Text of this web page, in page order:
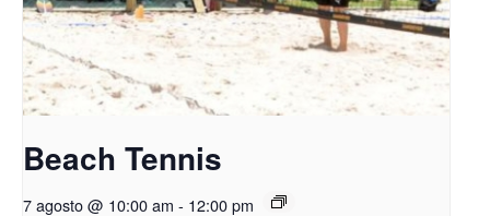
Beach Tennis
7 agosto @ 10:00 am - 12:00 pm